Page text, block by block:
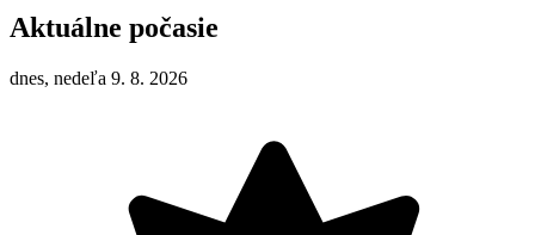
Aktuálne počasie
dnes, nedeľa 9. 8. 2026